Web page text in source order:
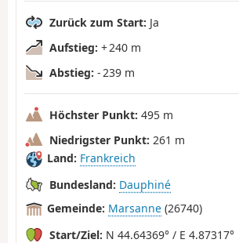
Zurück zum Start: Ja
Aufstieg: + 240 m
Abstieg: - 239 m
Höchster Punkt: 495 m
Niedrigster Punkt: 261 m
Land: Frankreich
Bundesland: Dauphiné
Gemeinde: Marsanne (26740)
Start/Ziel: N 44.64369° / E 4.87317°